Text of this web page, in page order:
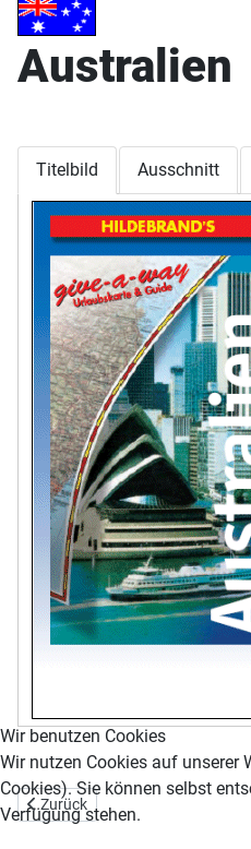
Australien
Titelbild Ausschnitt
Vorheriger Beitrag: China
Zurück
Wir benutzen Cookies
Wir nutzen Cookies auf unserer
Cookies). Sie können selbst
Verfügung stehen.